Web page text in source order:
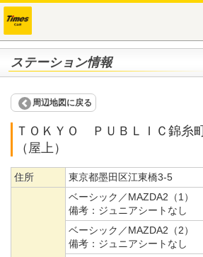
ステーション情報
周辺地図に戻る
ＴＯＫＹＯ ＰＵＢＬＩＣ錦糸
（屋上）
住所 東京都墨田区江東橋3-5
ベーシック／MAZDA2（1）
備考： ジュニアシートなし
ベーシック／MAZDA2（2）
備考： ジュニアシートなし